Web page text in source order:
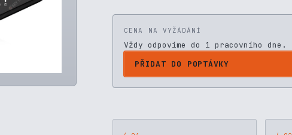
CENA NA VYŽÁDÁNÍ
Vždy odpovíme do 1 pracovního dne.
PŘIDAT DO POPTÁVKY